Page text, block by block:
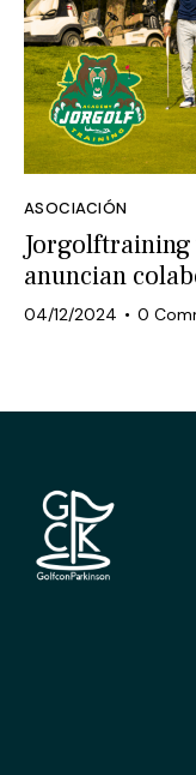
ASOCIACIÓN
Jorgolftraining
anuncian
04/12/2024 0